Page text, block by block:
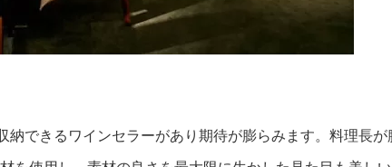
納できるワインセラーがあり期待が膨らみます。料理長が